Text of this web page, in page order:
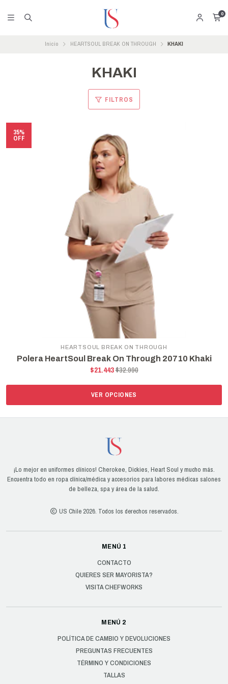
0
Inicio HEARTSOUL BREAK ON THROUGH KHAKI
KHAKI
FILTROS
35%
OFF
HEARTSOUL BREAK ON THROUGH
Polera HeartSoul Break On Through 20710 Khaki
$21.443$32.990
VER OPCIONES
¡Lo mejor en uniformes clínicos! Cherokee, Dickies, Heart Soul y mucho más.
Encuentra todo en ropa clínica/médica y accesorios para labores médicas salones
de belleza, spa y área de la salud.
US Chile 2026. Todos los derechos reservados.
MENÚ 1
CONTACTO
QUIERES SER MAYORISTA?
VISITA CHEFWORKS
MENÚ 2
POLÍTICA DE CAMBIO Y DEVOLUCIONES
PREGUNTAS FRECUENTES
TÉRMINO Y CONDICIONES
TALLAS